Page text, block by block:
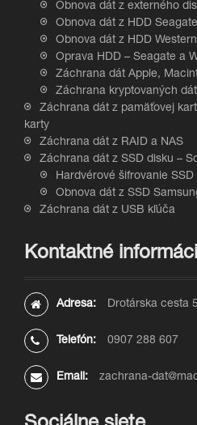
Obnova dát z externého
Obnova dát z HDD Seagate
Obnova dát z HDD
Oprava HDD – Seagate a
Záchrana dát Apple,
Záchrana kryptovaných
Záchrana dát z pamäťovej
karty
Záchrana dát z RAID a NAS
Záchrana dát z SSD disku –
Hardvérové šifrovanie SSD
Obnova dát z SSD
Záchrana dát z USB kľúča
Kontaktné
Adresa: Drotárska cesta
Telefón: 0907 288 607
Email: zachrana-